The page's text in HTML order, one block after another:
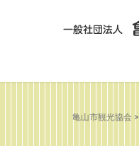
亀山市観光協会 >